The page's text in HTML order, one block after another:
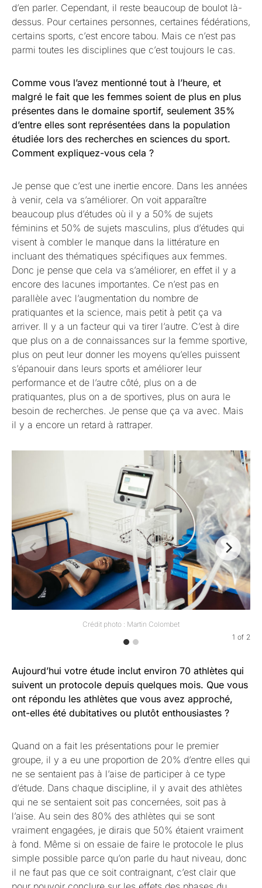
d’en parler. Cependant, il reste beaucoup de boulot là-
dessus. Pour certaines personnes, certaines fédérations,
certains sports, c’est encore tabou. Mais ce n’est pas
parmi toutes les disciplines que c’est toujours le cas.
Comme vous l’avez mentionné tout à l’heure, et
malgré le fait que les femmes soient de plus en plus
présentes dans le domaine sportif, seulement 35%
d’entre elles sont représentées dans la population
étudiée lors des recherches en sciences du sport.
Comment expliquez-vous cela ?
Je pense que c’est une inertie encore. Dans les années
à venir, cela va s’améliorer. On voit apparaître
beaucoup plus d’études où il y a 50% de sujets
féminins et 50% de sujets masculins, plus d’études qui
visent à combler le manque dans la littérature en
incluant des thématiques spécifiques aux femmes.
Donc je pense que cela va s’améliorer, en effet il y a
encore des lacunes importantes. Ce n’est pas en
parallèle avec l’augmentation du nombre de
pratiquantes et la science, mais petit à petit ça va
arriver. Il y a un facteur qui va tirer l’autre. C’est à dire
que plus on a de connaissances sur la femme sportive,
plus on peut leur donner les moyens qu’elles puissent
s’épanouir dans leurs sports et améliorer leur
performance et de l’autre côté, plus on a de
pratiquantes, plus on a de sportives, plus on aura le
besoin de recherches. Je pense que ça va avec. Mais
il y a encore un retard à rattraper.
Crédit photo : Martin Colombet
1 of 2
Aujourd’hui votre étude inclut environ 70 athlètes qui
suivent un protocole depuis quelques mois. Que vous
ont répondu les athlètes que vous avez approché,
ont-elles été dubitatives ou plutôt enthousiastes ?
Quand on a fait les présentations pour le premier
groupe, il y a eu une proportion de 20% d’entre elles qui
ne se sentaient pas à l’aise de participer à ce type
d’étude. Dans chaque discipline, il y avait des athlètes
qui ne se sentaient soit pas concernées, soit pas à
l’aise. Au sein des 80% des athlètes qui se sont
vraiment engagées, je dirais que 50% étaient vraiment
à fond. Même si on essaie de faire le protocole le plus
simple possible parce qu’on parle du haut niveau, donc
il ne faut pas que ce soit contraignant, c’est clair que